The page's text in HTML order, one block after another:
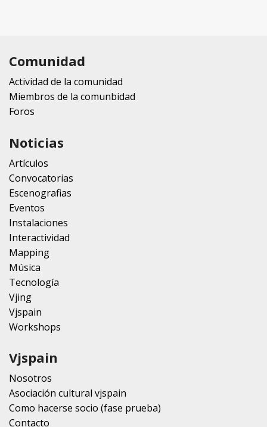
Comunidad
Actividad de la comunidad
Miembros de la comunbidad
Foros
Noticias
Artículos
Convocatorias
Escenografias
Eventos
Instalaciones
Interactividad
Mapping
Música
Tecnología
Vjing
Vjspain
Workshops
Vjspain
Nosotros
Asociación cultural vjspain
Como hacerse socio (fase prueba)
Contacto